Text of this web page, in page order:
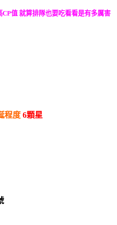
值 就算排隊也要吃看看是有多厲害
程度 6顆星